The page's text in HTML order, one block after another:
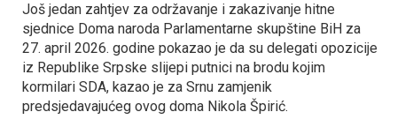
Јoš jedan zahtjev za održavanje i zakazivanje hitne
sjednice Doma naroda Parlamentarne skupštine BiH za
27. april 2026. godine pokazao je da su delegati opozicije
iz Republike Srpske slijepi putnici na brodu kojim
kormilari SDA, kazao je za Srnu zamjenik
predsjedavajućeg ovog doma Nikola Špirić.